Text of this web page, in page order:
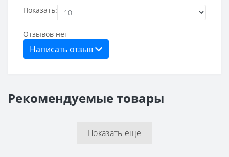
Показать:
Отзывов нет
Написать отзыв
Рекомендуемые товары
Показать еще